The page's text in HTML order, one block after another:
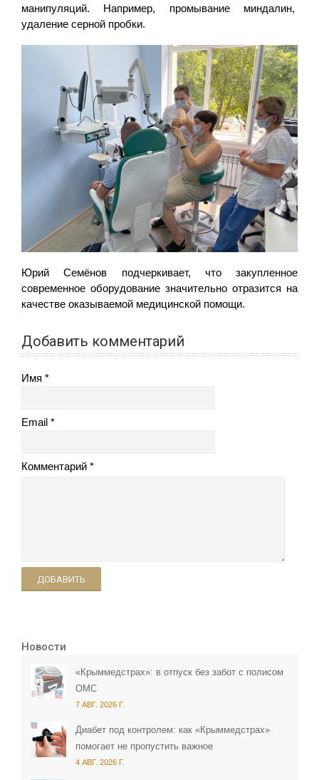
манипуляций. Например, промывание миндалин,
удаление серной пробки.
Юрий Семёнов подчеркивает, что закупленное
современное оборудование значительно отразится на
качестве оказываемой медицинской помощи.
Добавить комментарий
Имя
Email
Комментарий
ДОБАВИТЬ
Новости
«Крыммедстрах»: в отпуск без забот с полисом
ОМС
7 АВГ. 2026 Г.
Диабет под контролем: как «Крыммедстрах»
помогает не пропустить важное
4 АВГ. 2026 Г.